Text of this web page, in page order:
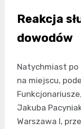
Reakcja
dowodów
Natychmiast po
na miejscu,
Jakuba
Warszawa I,